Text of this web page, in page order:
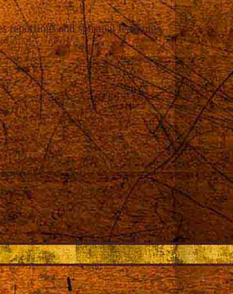
reportings and spiritual teachings